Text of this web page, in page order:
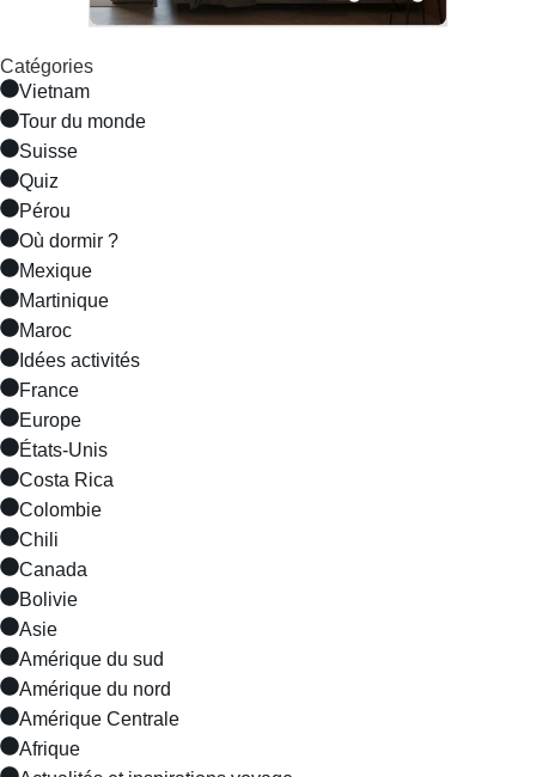
Catégories
Vietnam
Tour du monde
Suisse
Quiz
Pérou
Où dormir ?
Mexique
Martinique
Maroc
Idées activités
France
Europe
États-Unis
Costa Rica
Colombie
Chili
Canada
Bolivie
Asie
Amérique du sud
Amérique du nord
Amérique Centrale
Afrique